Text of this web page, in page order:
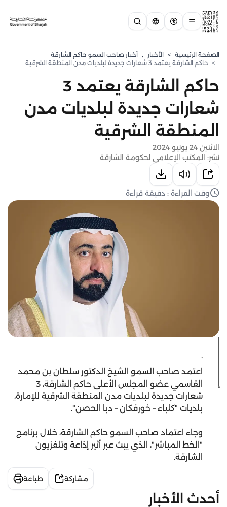
الصفحة الرئيسية > الأخبار , أخبار صاحب السمو حاكم الشارقة
> حاكم الشارقة يعتمد 3 شعارات جديدة لبلديات مدن المنطقة الشرقية
حاكم الشارقة يعتمد 3
شعارات جديدة لبلديات مدن
المنطقة الشرقية
الاثنين 24 يونيو 2024
نشر: المكتب الإعلامي لحكومة الشارقة
وقت القراءة : دقيقة قراءة
.
اعتمد صاحب السمو الشيخ الدكتور سلطان بن محمد
القاسمي عضو المجلس الأعلى حاكم الشارقة، 3
شعارات جديدة لبلديات مدن المنطقة الشرقية للإمارة،
بلديات "كلباء – خورفكان – دبا الحصن".
وجاء اعتماد صاحب السمو حاكم الشارقة، خلال برنامج
"الخط المباشر"، الذي يبث عبر أثير إذاعة وتلفزيون
الشارقة.
مشاركة طباعة
أحدث الأخبار